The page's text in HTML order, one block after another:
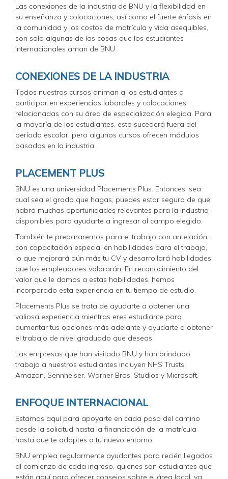
Las conexiones de la industria de BNU y la flexibilidad en
su enseñanza y colocaciones, así como el fuerte énfasis en
la comunidad y los costos de matrícula y vida asequibles,
son solo algunas de las cosas que los estudiantes
internacionales aman de BNU.
CONEXIONES DE LA INDUSTRIA
Todos nuestros cursos animan a los estudiantes a
participar en experiencias laborales y colocaciones
relacionadas con su área de especialización elegida. Para
la mayoría de los estudiantes, esto sucederá fuera del
período escolar, pero algunos cursos ofrecen módulos
basados en la industria.
PLACEMENT PLUS
BNU es una universidad Placements Plus. Entonces, sea
cual sea el grado que hagas, puedes estar seguro de que
habrá muchas oportunidades relevantes para la industria
disponibles para ayudarte a ingresar al campo elegido.
También te prepararemos para el trabajo con antelación,
con capacitación especial en habilidades para el trabajo,
lo que mejorará aún más tu CV y desarrollará habilidades
que los empleadores valorarán. En reconocimiento del
valor que le damos a estas habilidades, hemos
incorporado esta experiencia en tu tiempo de estudio.
Placements Plus se trata de ayudarte a obtener una
valiosa experiencia mientras eres estudiante para
aumentar tus opciones más adelante y ayudarte a obtener
el trabajo de nivel graduado que deseas.
Las empresas que han visitado BNU y han brindado
trabajo a nuestros estudiantes incluyen NHS Trusts,
Amazon, Sennheiser, Warner Bros. Studios y Microsoft.
ENFOQUE INTERNACIONAL
Estamos aquí para apoyarte en cada paso del camino
desde la solicitud hasta la financiación de la matrícula
hasta que te adaptes a tu nuevo entorno.
BNU emplea regularmente ayudantes para recién llegados
al comienzo de cada ingreso, quienes son estudiantes que
están aquí para ofrecer consejos sobre el área local, ya